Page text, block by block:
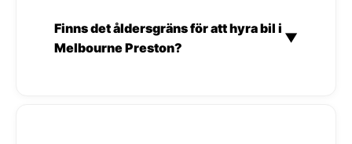
Finns det åldersgräns för att hyra bil i
Melbourne Preston?
▼